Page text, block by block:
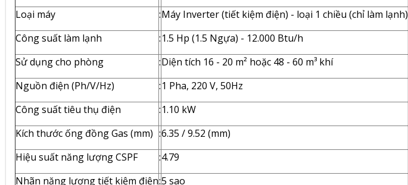
Loại máy
:Máy Inverter (tiết kiệm điện) - loại 1 chiều (chỉ làm lạnh)
Công suất làm lạnh
:1.5 Hp (1.5 Ngựa) - 12.000 Btu/h
Sử dụng cho phòng
:Diện tích 16 - 20 m² hoặc 48 - 60 m³ khí
Nguồn điện (Ph/V/Hz)
:1 Pha, 220 V, 50Hz
Công suất tiêu thụ điện
:1.10 kW
Kích thước ống đồng Gas (mm) :6.35 / 9.52 (mm)
Hiệu suất năng lượng CSPF
:4.79
Nhãn năng lượng tiết kiệm điện:5 sao